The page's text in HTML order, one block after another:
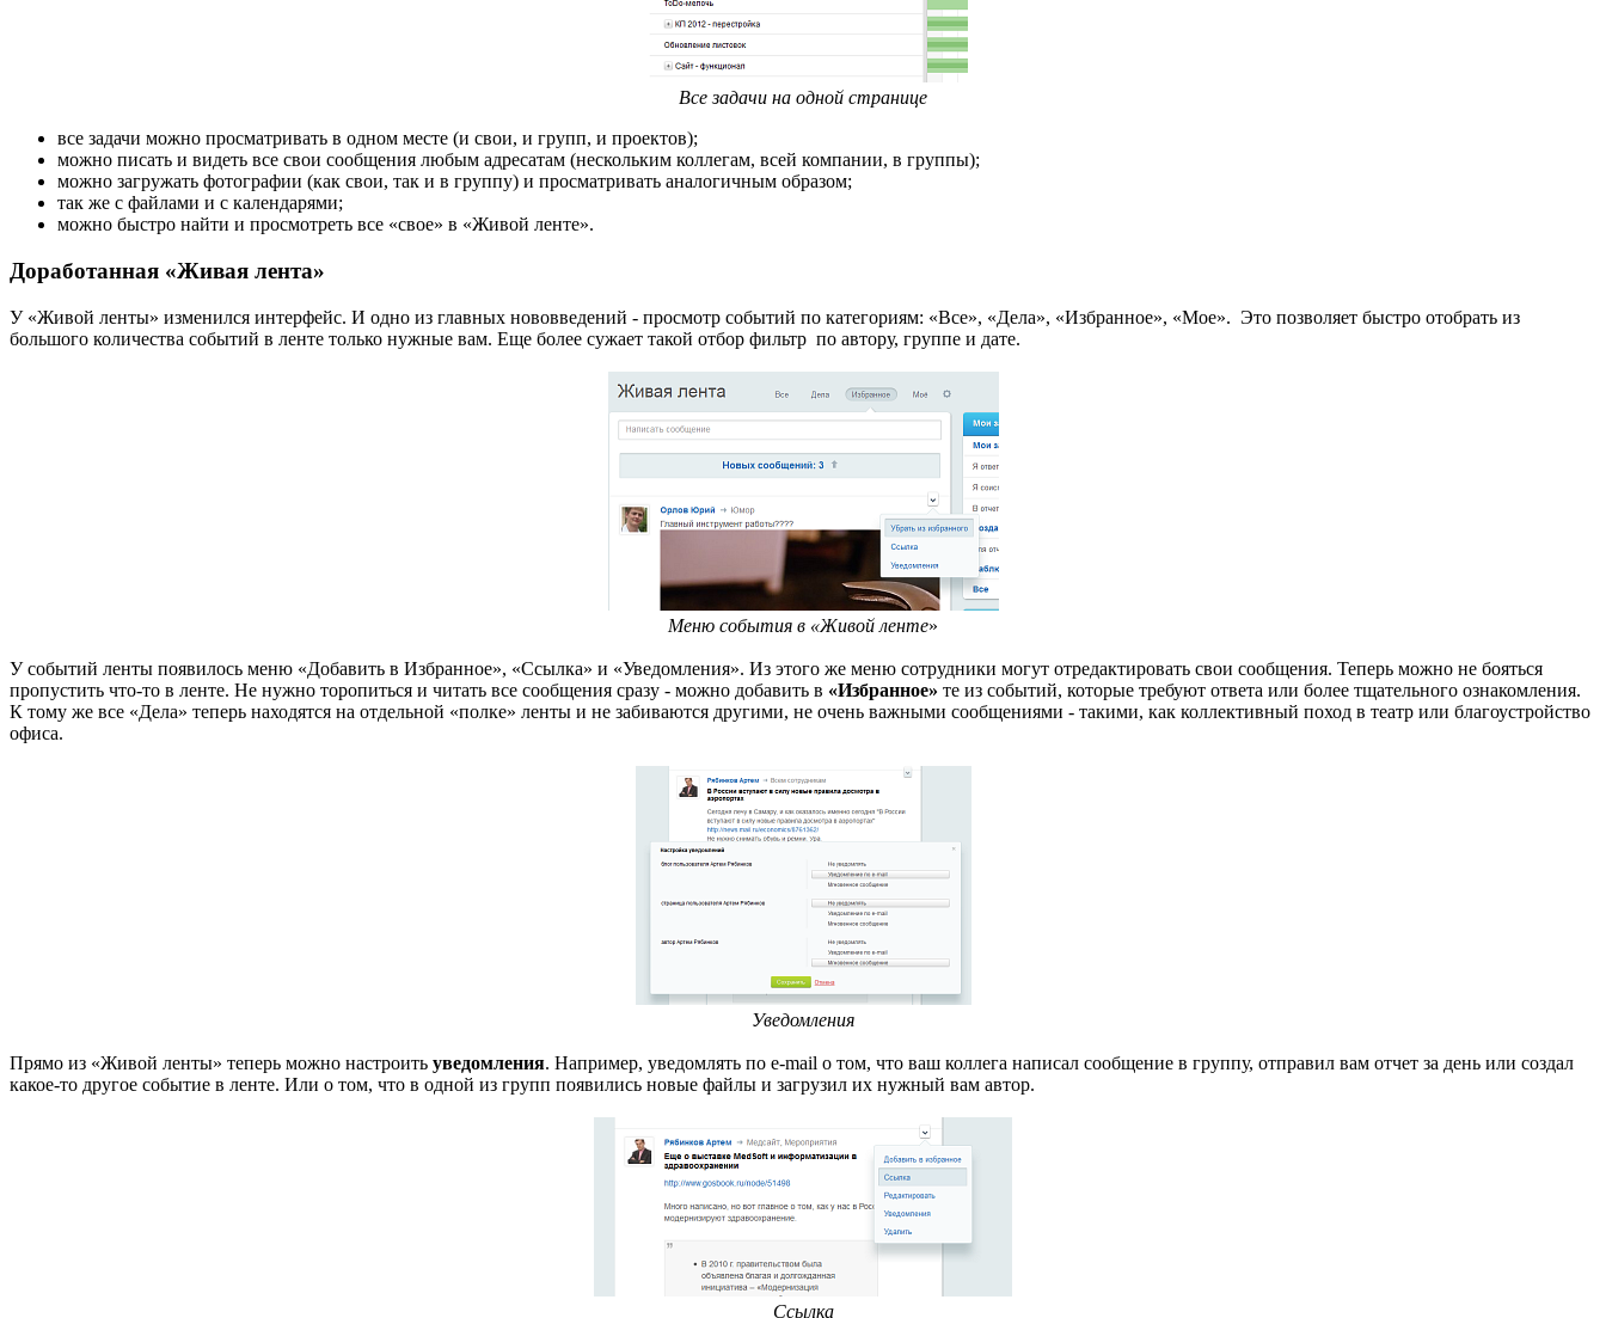
Все задачи на одной странице
все задачи можно просматривать в одном месте (и свои, и групп, и проектов);
можно писать и видеть все свои сообщения любым адресатам (нескольким коллегам, всей компании, в группы);
можно загружать фотографии (как свои, так и в группу) и просматривать аналогичным образом;
так же с файлами и с календарями;
можно быстро найти и просмотреть все «свое» в «Живой ленте».
Доработанная «Живая лента»
У «Живой ленты» изменился интерфейс. И одно из главных нововведений - просмотр событий по категориям: «Все», «Дела», «Избранное», «Мое». Это позволяет быстро отобрать из
большого количества событий в ленте только нужные вам. Еще более сужает такой отбор фильтр по автору, группе и дате.
Меню события в «Живой ленте»
У событий ленты появилось меню «Добавить в Избранное», «Ссылка» и «Уведомления». Из этого же меню сотрудники могут отредактировать свои сообщения. Теперь можно не бояться
пропустить что-то в ленте. Не нужно торопиться и читать все сообщения сразу - можно добавить в «Избранное» те из событий, которые требуют ответа или более тщательного ознакомления.
К тому же все «Дела» теперь находятся на отдельной «полке» ленты и не забиваются другими, не очень важными сообщениями - такими, как коллективный поход в театр или благоустройство
офиса.
Уведомления
Прямо из «Живой ленты» теперь можно настроить уведомления. Например, уведомлять по e-mail о том, что ваш коллега написал сообщение в группу, отправил вам отчет за день или создал
какое-то другое событие в ленте. Или о том, что в одной из групп появились новые файлы и загрузил их нужный вам автор.
Ссылка